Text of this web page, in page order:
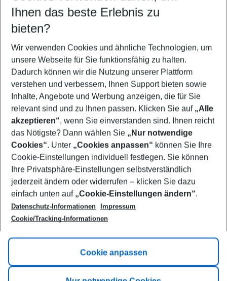
Find the perfect deal which suits your best
Your departure airport
Any airport
Select your date range
09/08/26–07/08/27 5-8 nights
Who will travel
2 adults No children
Show more filter
Footer
Footer navigation
Title A
Link A
Ihnen das beste Erlebnis zu
bieten?
Wir verwenden Cookies und ähnliche Technologien, um
unsere Webseite für Sie funktionsfähig zu halten.
Dadurch können wir die Nutzung unserer Plattform
verstehen und verbessern, Ihnen Support bieten sowie
Inhalte, Angebote und Werbung anzeigen, die für Sie
relevant sind und zu Ihnen passen. Klicken Sie auf „Alle
akzeptieren“, wenn Sie einverstanden sind. Ihnen reicht
das Nötigste? Dann wählen Sie „Nur notwendige
Cookies“. Unter „Cookies anpassen“ können Sie Ihre
Cookie-Einstellungen individuell festlegen. Sie können
Ihre Privatsphäre-Einstellungen selbstverständlich
jederzeit ändern oder widerrufen – klicken Sie dazu
einfach unten auf „Cookie-Einstellungen ändern“.
Datenschutz-Informationen
Impressum
Cookie/Tracking-Informationen
Cookie anpassen